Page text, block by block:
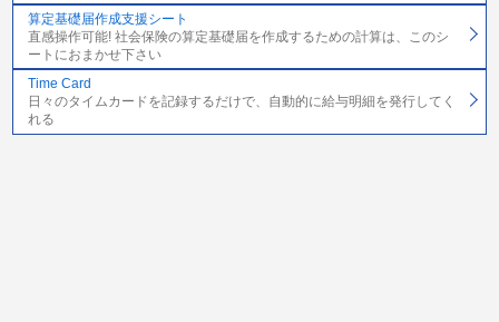
算定基礎届作成支援シート
直感操作可能! 社会保険の算定基礎届を作成するための計算は、このシ
ートにおまかせ下さい
Time Card
日々のタイムカードを記録するだけで、自動的に給与明細を発行してく
れる